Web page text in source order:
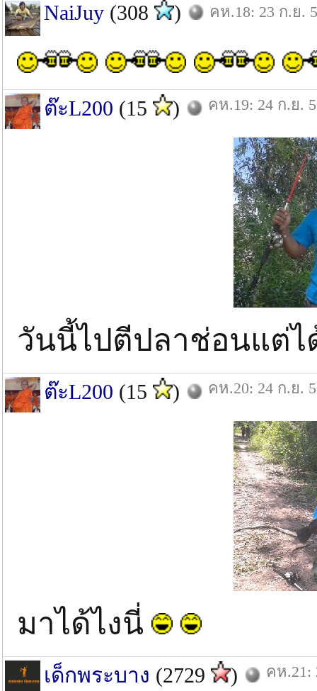
NaiJuy (308 ) คห.18: 23 ก.ย.
ต๊ะL200 (15 ) คห.19: 24 ก.ย.
วันนี้ไปตีปลาช่อนแต่
ต๊ะL200 (15 ) คห.20: 24 ก.ย.
มาได้ไงนี่
เด็กพระบาง (2729 ) คห.21: